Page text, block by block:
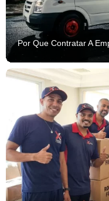
Por Que Contratar A